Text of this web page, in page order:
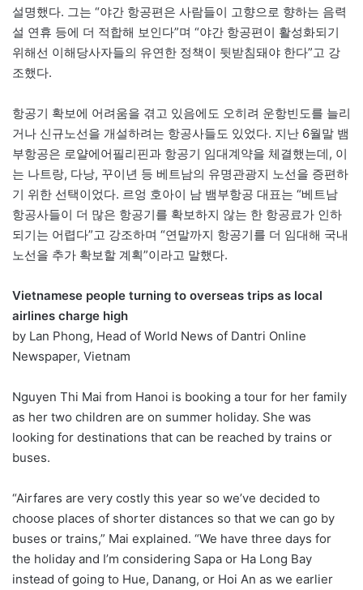
설명했다. 그는 “야간 항공편은 사람들이 고향으로 향하는 음력
설 연휴 등에 더 적합해 보인다”며 “야간 항공편이 활성화되기
위해선 이해당사자들의 유연한 정책이 뒷받침돼야 한다”고 강
조했다.
항공기 확보에 어려움을 겪고 있음에도 오히려 운항빈도를 늘리
거나 신규노선을 개설하려는 항공사들도 있었다. 지난 6월말 뱀
부항공은 로얄에어필리핀과 항공기 임대계약을 체결했는데, 이
는 나트랑, 다낭, 꾸이년 등 베트남의 유명관광지 노선을 증편하
기 위한 선택이었다. 르엉 호아이 남 뱀부항공 대표는 “베트남
항공사들이 더 많은 항공기를 확보하지 않는 한 항공료가 인하
되기는 어렵다”고 강조하며 “연말까지 항공기를 더 임대해 국내
노선을 추가 확보할 계획”이라고 말했다.
Vietnamese people turning to overseas trips as local
airlines charge high
by Lan Phong, Head of World News of Dantri Online
Newspaper, Vietnam
Nguyen Thi Mai from Hanoi is booking a tour for her family
as her two children are on summer holiday. She was
looking for destinations that can be reached by trains or
buses.
“Airfares are very costly this year so we’ve decided to
choose places of shorter distances so that we can go by
buses or trains,” Mai explained. “We have three days for
the holiday and I’m considering Sapa or Ha Long Bay
instead of going to Hue, Danang, or Hoi An as we earlier